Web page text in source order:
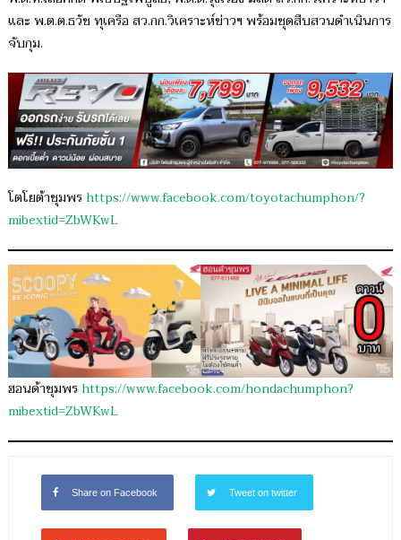
และ พ.ต.ต.ธวัช ทุเครือ สว.กก.วิเคราะห์ข่าวฯ พร้อมชุดสืบสวนดำเนินการ
จับกุม.
โตโยต้าชุมพร https://www.facebook.com/toyotachumphon/?
mibextid=ZbWKwL
ฮอนด้าชุมพร https://www.facebook.com/hondachumphon?
mibextid=ZbWKwL
Share on Facebook Tweet on twitter